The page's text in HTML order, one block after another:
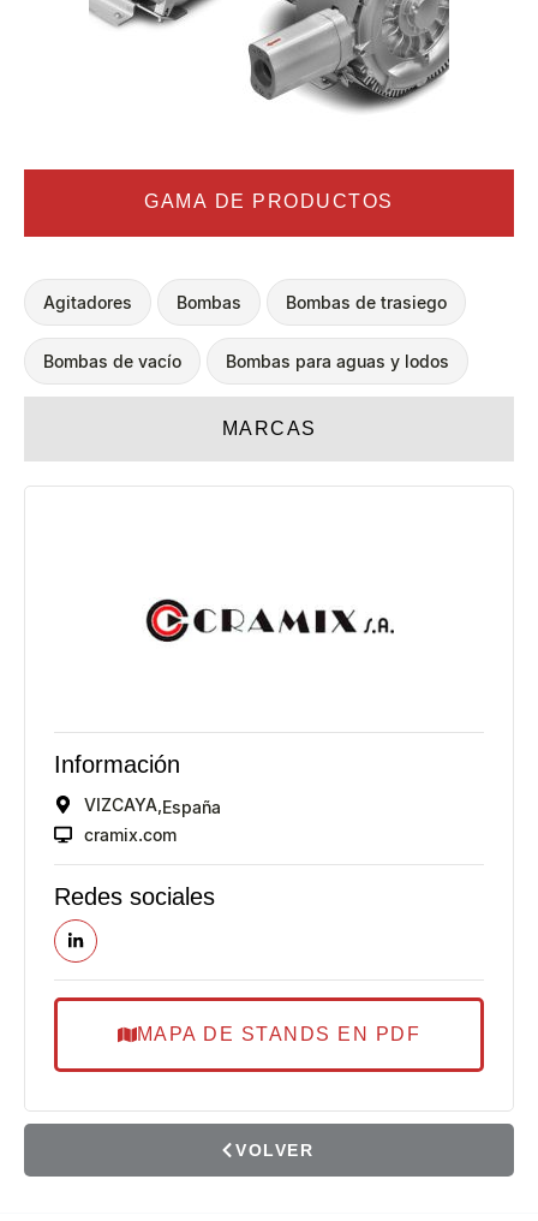
GAMA DE PRODUCTOS
MARCAS
Agitadores Bombas Bombas de trasiego
Bombas de vacío Bombas para aguas y lodos
Información
VIZCAYA, España
cramix.com
Redes sociales
MAPA DE STANDS EN PDF
VOLVER